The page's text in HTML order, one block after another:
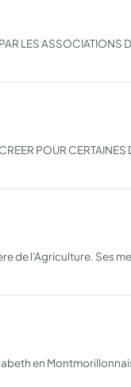
LES ASSOCIATIONS
POUR CERTAINES
de l'Agriculture. Ses
en